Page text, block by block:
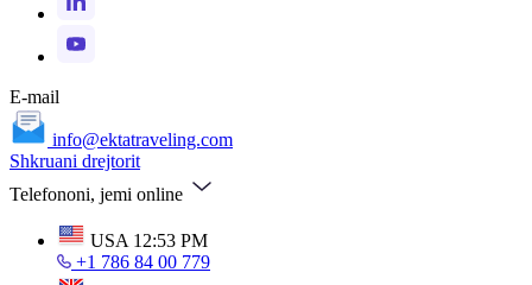
E-mail
info@ektatraveling.com
Shkruani drejtorit
Telefononi, jemi online
USA 12:53 PM
+1 786 84 00 779